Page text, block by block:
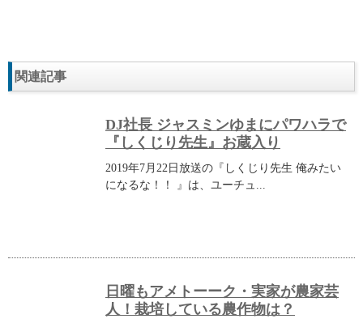
関連記事
DJ社長 ジャスミンゆまにパワハラで
『しくじり先生』お蔵入り
2019年7月22日放送の『しくじり先生 俺みたい
になるな！！ 』は、ユーチュ...
日曜もアメトーーク・実家が農家芸
人！栽培している農作物は？